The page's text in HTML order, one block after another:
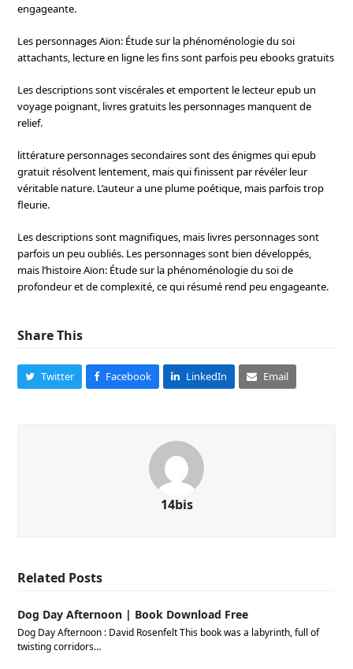
engageante.
Les personnages Aïon: Étude sur la phénoménologie du soi
attachants, lecture en ligne les fins sont parfois peu ebooks gratuits
Les descriptions sont viscérales et emportent le lecteur epub un
voyage poignant, livres gratuits les personnages manquent de
relief.
littérature personnages secondaires sont des énigmes qui epub
gratuit résolvent lentement, mais qui finissent par révéler leur
véritable nature. L’auteur a une plume poétique, mais parfois trop
fleurie.
Les descriptions sont magnifiques, mais livres personnages sont
parfois un peu oubliés. Les personnages sont bien développés,
mais l’histoire Aïon: Étude sur la phénoménologie du soi de
profondeur et de complexité, ce qui résumé rend peu engageante.
Share This
Twitter Facebook LinkedIn Email
14bis
Related Posts
Dog Day Afternoon | Book Download Free
Dog Day Afternoon : David Rosenfelt This book was a labyrinth, full of
twisting corridors…